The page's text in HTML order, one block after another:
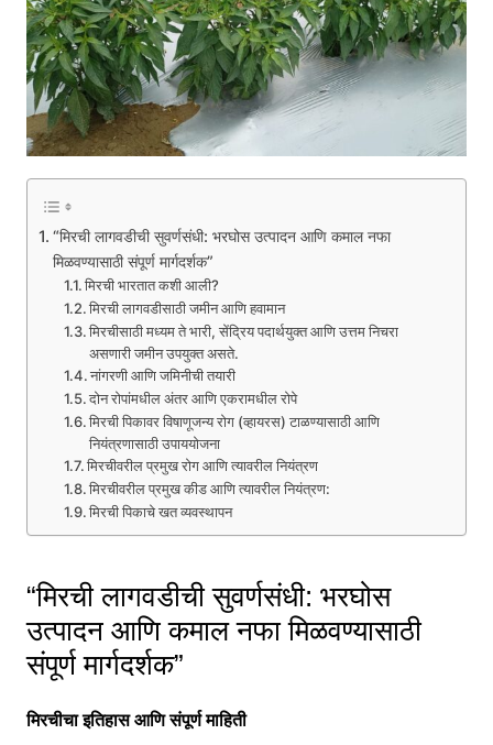
“मिरची लागवडीची सुवर्णसंधी: भरघोस उत्पादन आणि कमाल नफा
मिळवण्यासाठी संपूर्ण मार्गदर्शक”
मिरची भारतात कशी आली?
मिरची लागवडीसाठी जमीन आणि हवामान
मिरचीसाठी मध्यम ते भारी, सेंद्रिय पदार्थयुक्त आणि उत्तम निचरा
असणारी जमीन उपयुक्त असते.
नांगरणी आणि जमिनीची तयारी
दोन रोपांमधील अंतर आणि एकरामधील रोपे
मिरची पिकावर विषाणूजन्य रोग (व्हायरस) टाळण्यासाठी आणि
नियंत्रणासाठी उपाययोजना
मिरचीवरील प्रमुख रोग आणि त्यावरील नियंत्रण
मिरचीवरील प्रमुख कीड आणि त्यावरील नियंत्रण:
मिरची पिकाचे खत व्यवस्थापन
“मिरची लागवडीची सुवर्णसंधी: भरघोस
उत्पादन आणि कमाल नफा मिळवण्यासाठी
संपूर्ण मार्गदर्शक”
मिरचीचा इतिहास आणि संपूर्ण माहिती